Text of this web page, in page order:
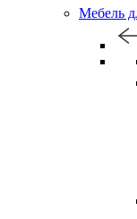
Мебель